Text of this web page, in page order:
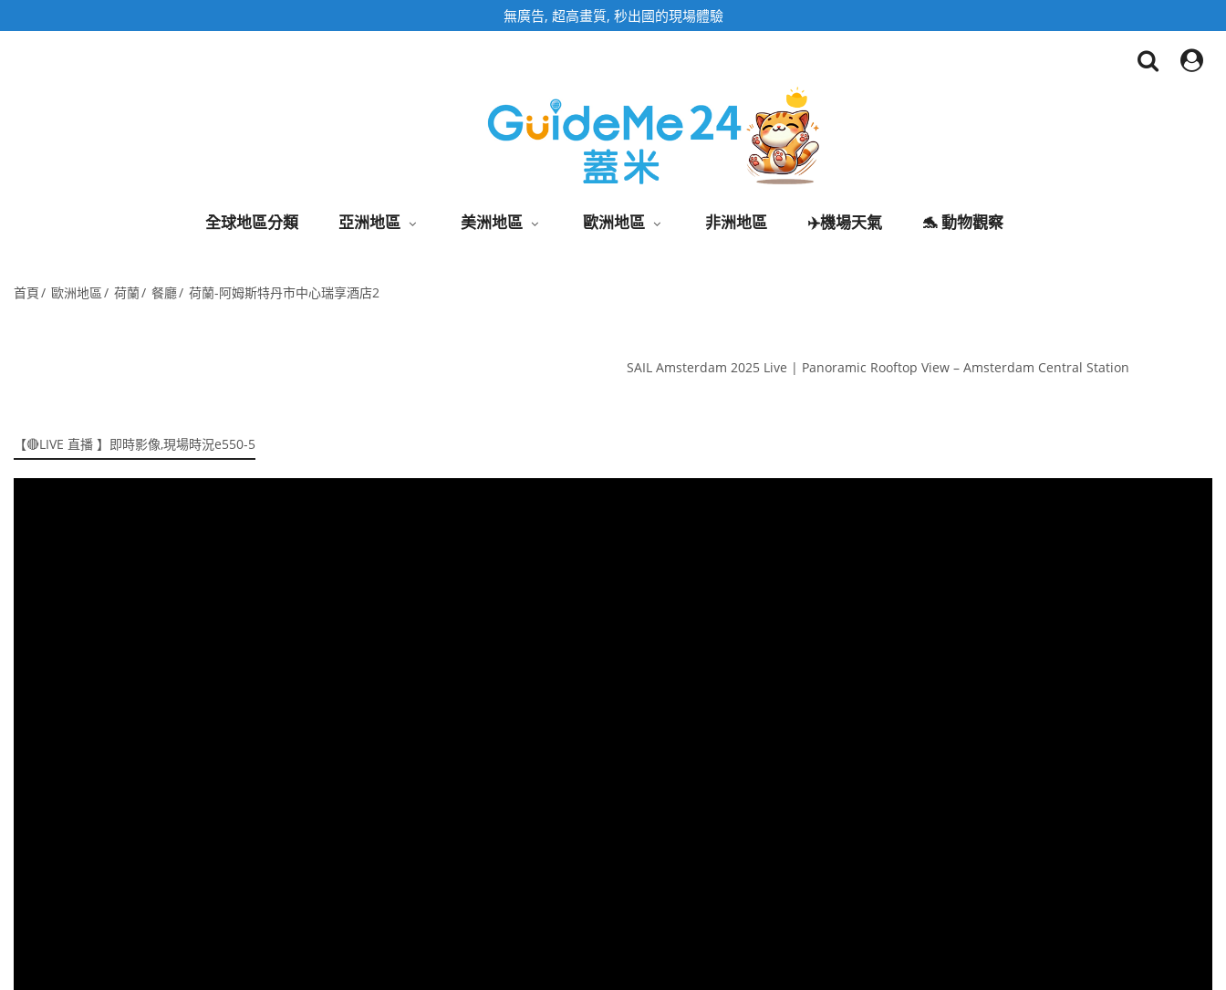
即時影像頁面為固定網址,加入桌面快速觀看
全球地區分類 亞洲地區 美洲地區 歐洲地區 非洲地區 ✈️機場天氣 🐬 動物觀察
首頁 歐洲地區 荷蘭 餐廳 荷蘭-阿姆斯特丹市中心瑞享酒店2
SAIL Amsterdam 2025 Live | Panoramic Rooftop View – Amsterdam Central Station
【🔴LIVE 直播 】即時影像,現場時況e550-5